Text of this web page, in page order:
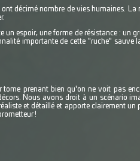
ont décimé nombre de vies humaines.
un espoir, une forme de résistance : un
importante de cette "ruche"
tome prenant bien qu'on ne voit pas
Nous avons droit à un scénario
et détaillé et apporte clairement
!